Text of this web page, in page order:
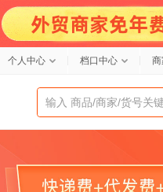
个人中心 档口中心 商